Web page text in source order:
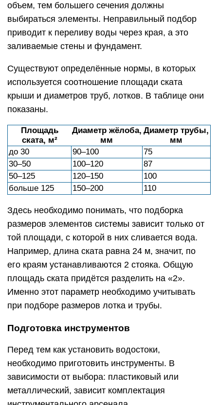
объем, тем большего сечения должны
выбираться элементы. Неправильный подбор
приводит к переливу воды через края, а это
заливаемые стены и фундамент.
Существуют определённые нормы, в которых
используется соотношение площади ската
крыши и диаметров труб, лотков. В таблице они
показаны.
Площадь
ската, м²
Диаметр жёлоба,
мм
Диаметр трубы,
мм
до 30
90–100
75
30–50
100–120
87
50–125
120–150
100
больше 125
150–200 110
Здесь необходимо понимать, что подборка
размеров элементов системы зависит только от
той площади, с которой в них сливается вода.
Например, длина ската равна 24 м, значит, по
его краям устанавливаются 2 стояка. Общую
площадь ската придётся разделить на «2».
Именно этот параметр необходимо учитывать
при подборе размеров лотка и трубы.
Подготовка инструментов
Перед тем как установить водостоки,
необходимо приготовить инструменты. В
зависимости от выбора: пластиковый или
металлический, зависит комплектация